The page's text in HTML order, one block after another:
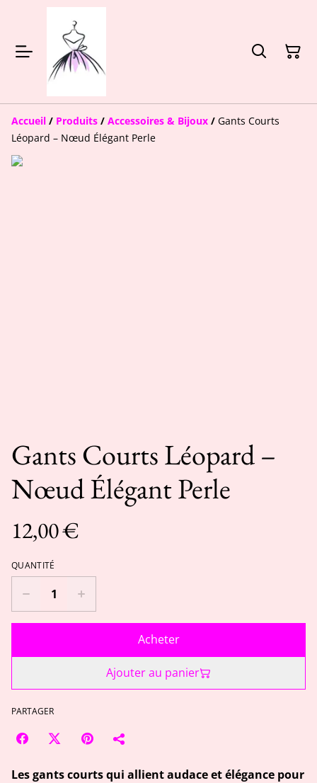
Accueil / Produits / Accessoires & Bijoux / Gants Courts
Léopard – Nœud Élégant Perle
Gants Courts Léopard –
Nœud Élégant Perle
12,00 €
QUANTITÉ
Acheter
Ajouter au panier
PARTAGER
Les gants courts qui allient audace et élégance pour